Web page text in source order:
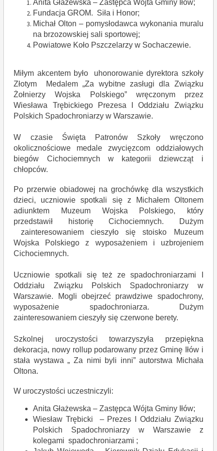
Anita Głażewska – Zastępca Wójta Gminy Iłów;
Fundacja GROM. Siła i Honor;
Michał Olton – pomysłodawca wykonania muralu
na brzozowskiej sali sportowej;
Powiatowe Koło Pszczelarzy w Sochaczewie.
Miłym akcentem było uhonorowanie dyrektora szkoły
Złotym Medalem „Za wybitne zasługi dla Związku
Żołnierzy Wojska Polskiego” wręczonym przez
Wiesława Trębickiego Prezesa I Oddziału Związku
Polskich Spadochroniarzy w Warszawie.
W czasie Święta Patronów Szkoły wręczono
okolicznościowe medale zwycięzcom oddziałowych
biegów Cichociemnych w kategorii dziewcząt i
chłopców.
Po przerwie obiadowej na grochówkę dla wszystkich
dzieci, uczniowie spotkali się z Michałem Oltonem
adiunktem Muzeum Wojska Polskiego, który
przedstawił historię Cichociemnych. Dużym
zainteresowaniem cieszyło się stoisko Muzeum
Wojska Polskiego z wyposażeniem i uzbrojeniem
Cichociemnych.
Uczniowie spotkali się też ze spadochroniarzami I
Oddziału Związku Polskich Spadochroniarzy w
Warszawie. Mogli obejrzeć prawdziwe spadochrony,
wyposażenie spadochroniarza. Dużym
zainteresowaniem cieszyły się czerwone berety.
Szkolnej uroczystości towarzyszyła przepiękna
dekoracja, nowy rollup podarowany przez Gminę Iłów i
stała wystawa „ Za nimi byli inni” autorstwa Michała
Oltona.
W uroczystości uczestniczyli:
Anita Głażewska – Zastępca Wójta Gminy Iłów;
Wiesław Trębicki – Prezes I Oddziału Związku
Polskich Spadochroniarzy w Warszawie z
kolegami spadochroniarzami ;